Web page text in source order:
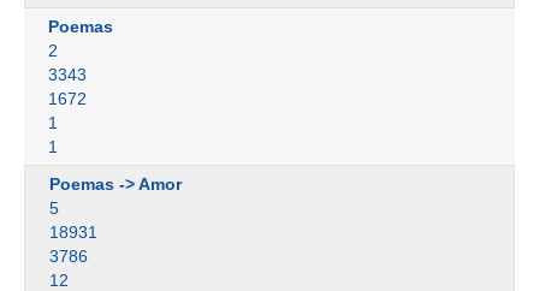
Poemas
2
3343
1672
1
1
Poemas -> Amor
5
18931
3786
12